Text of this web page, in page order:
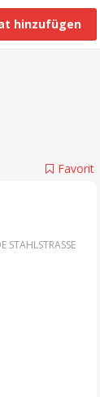
hinzufügen
Favorit
3